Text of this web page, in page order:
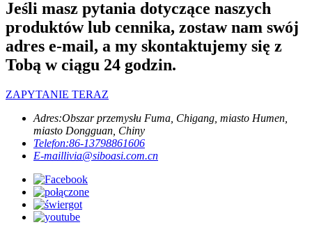
Jeśli masz pytania dotyczące naszych
produktów lub cennika, zostaw nam swój
adres e-mail, a my skontaktujemy się z
Tobą w ciągu 24 godzin.
ZAPYTANIE TERAZ
Adres:Obszar przemysłu Fuma, Chigang, miasto Humen,
miasto Dongguan, Chiny
Telefon:86-13798861606
E-maillivia@siboasi.com.cn